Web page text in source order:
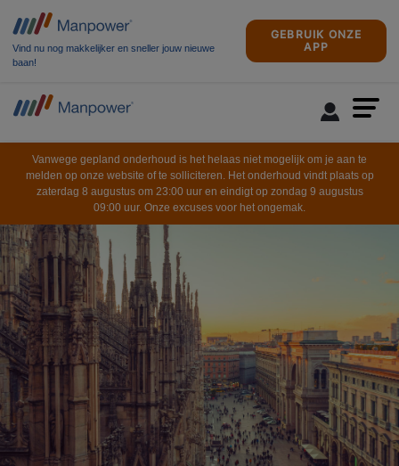
Vind nu nog makkelijker en sneller jouw nieuwe
baan!
GEBRUIK ONZE
APP
Vanwege gepland onderhoud is het helaas niet mogelijk om je aan te
melden op onze website of te solliciteren. Het onderhoud vindt plaats op
zaterdag 8 augustus om 23:00 uur en eindigt op zondag 9 augustus
09:00 uur. Onze excuses voor het ongemak.